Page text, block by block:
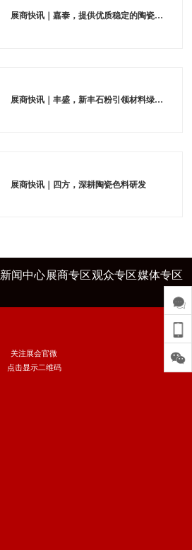
展商快讯｜嘉泰，提供优质稳定的陶瓷原料
展商快讯｜丰盛，新丰石粉引领材料绿色发展
展商快讯｜四方，深耕陶瓷色料研发
新闻中心展商专区观众专区媒体专区
关注展会官微
点击显示二维码